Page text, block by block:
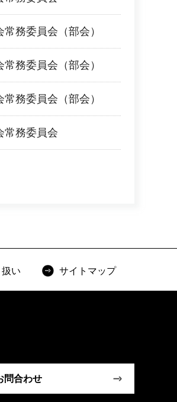
務委員会（部会）
務委員会（部会）
務委員会（部会）
常務委員会
い サイトマップ
問合わせ